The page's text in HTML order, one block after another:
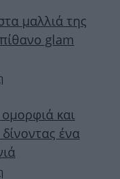
μαλλιά της
glam
και
ένα